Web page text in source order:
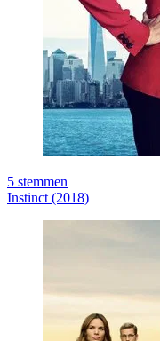
5 stemmen
Instinct (2018)